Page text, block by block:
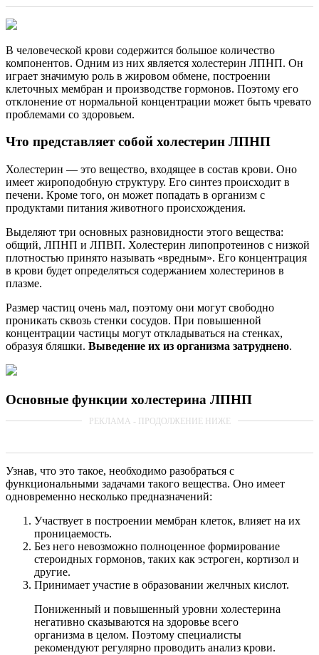
В человеческой крови содержится большое количество
компонентов. Одним из них является холестерин ЛПНП. Он
играет значимую роль в жировом обмене, построении
клеточных мембран и производстве гормонов. Поэтому его
отклонение от нормальной концентрации может быть чревато
проблемами со здоровьем.
Что представляет собой холестерин ЛПНП
Холестерин — это вещество, входящее в состав крови. Оно
имеет жироподобную структуру. Его синтез происходит в
печени. Кроме того, он может попадать в организм с
продуктами питания животного происхождения.
Выделяют три основных разновидности этого вещества:
общий, ЛПНП и ЛПВП. Холестерин липопротеинов с низкой
плотностью принято называть «вредным». Его концентрация
в крови будет определяться содержанием холестеринов в
плазме.
Размер частиц очень мал, поэтому они могут свободно
проникать сквозь стенки сосудов. При повышенной
концентрации частицы могут откладываться на стенках,
образуя бляшки. Выведение их из организма затруднено.
Основные функции холестерина ЛПНП
Узнав, что это такое, необходимо разобраться с
функциональными задачами такого вещества. Оно имеет
одновременно несколько предназначений:
Участвует в построении мембран клеток, влияет на их
проницаемость.
Без него невозможно полноценное формирование
стероидных гормонов, таких как эстроген, кортизол и
другие.
Принимает участие в образовании желчных кислот.
Пониженный и повышенный уровни холестерина
негативно сказываются на здоровье всего
организма в целом. Поэтому специалисты
рекомендуют регулярно проводить анализ крови.